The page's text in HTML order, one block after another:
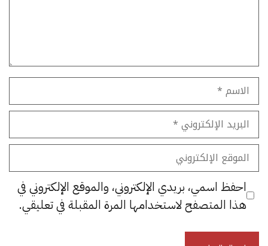
الاسم
البريد
الإلكتروني
الموقع
الإلكتروني
احفظ اسمي، بريدي الإلكتروني، والموقع الإلكتروني في
هذا المتصفح لاستخدامها المرة المقبلة في تعليقي.